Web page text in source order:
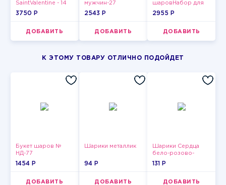
SaintValentine - 14
3750 P
ДОБАВИТЬ
мужчин-27
2543 P
ДОБАВИТЬ
шаровНабор для
мужчин-14
2955 P
ДОБАВИТЬ
К ЭТОМУ ТОВАРУ ОТЛИЧНО ПОДОЙДЕТ
Букет шаров №
НД-77
1454 P
ДОБАВИТЬ
Шарики металлик
94 P
ДОБАВИТЬ
Шарики Сердца
бело-розово-
красные
131 P
ДОБАВИТЬ